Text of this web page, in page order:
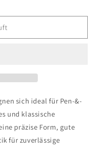
sich ideal für Pen-&-
und klassische
präzise Form, gute
für zuverlässige